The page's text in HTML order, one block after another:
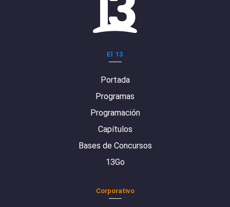
El 13
Portada
Programas
Programación
Capítulos
Bases de Concursos
13Go
Corporativo